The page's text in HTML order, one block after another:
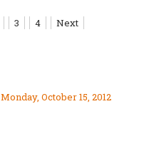
3 4 Next
Monday, October 15, 2012